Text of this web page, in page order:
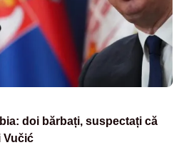
doi bărbați, suspectați că
Vučić